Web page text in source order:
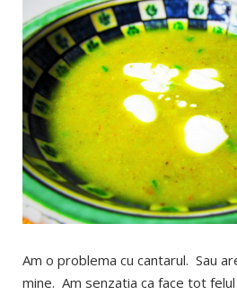
Am o problema cu cantarul. Sau
mine. Am senzatia ca face tot